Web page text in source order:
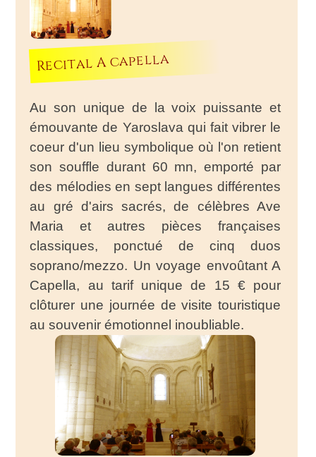
Recital A capella
Au son unique de la voix puissante et
émouvante de Yaroslava qui fait vibrer le
coeur d'un lieu symbolique où l'on retient
son souffle durant 60 mn, emporté par
des mélodies en sept langues différentes
au gré d'airs sacrés, de célèbres Ave
Maria et autres pièces françaises
classiques, ponctué de cinq duos
soprano/mezzo. Un voyage envoûtant A
Capella, au tarif unique de 15 € pour
clôturer une journée de visite touristique
au souvenir émotionnel inoubliable.